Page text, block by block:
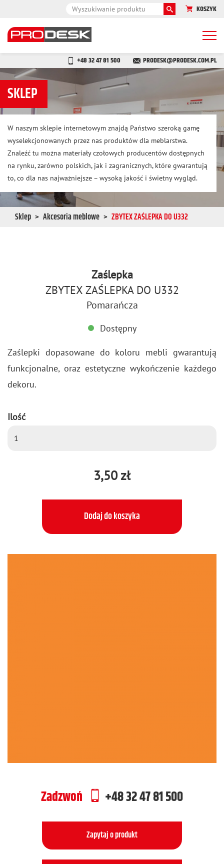
KOSZYK
+48 32 47 81 500 PRODESK@PRODESK.COM.PL
SKLEP
W naszym sklepie internetowym znajdą Państwo szeroką gamę
wyselekcjonowanych przez nas produktów dla meblarstwa.
Znaleźć tu można materiały czołowych producentów dostępnych
na rynku, zarówno polskich, jak i zagranicznych, które gwarantują
to, co dla nas najważniejsze – wysoką jakość i świetny wygląd.
Sklep Akcesoria meblowe ZBYTEX ZAŚLEPKA DO U332
Zaślepka
ZBYTEX ZAŚLEPKA DO U332
Pomarańcza
Dostępny
Za­ślep­ki do­pa­so­wa­ne do ko­lo­ru mebli gwa­ran­tu­ją
funk­cjo­nal­ne, oraz es­te­tycz­ne wy­koń­cze­nie każ­de­go
de­ko­ru.
Ilość
3,50 zł
Dodaj do koszyka
Zadzwoń +48 32 47 81 500
Zapytaj o produkt